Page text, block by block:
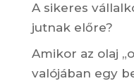
A sikeres
jutnak előre?
Amikor az olaj
valójában egy